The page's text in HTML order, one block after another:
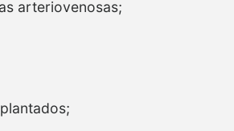
arteriovenosas;